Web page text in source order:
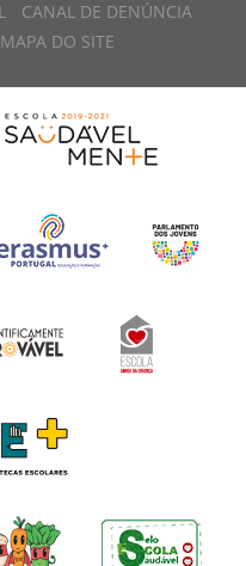
CANAL DE DENÚNCIA
MAPA DO SITE